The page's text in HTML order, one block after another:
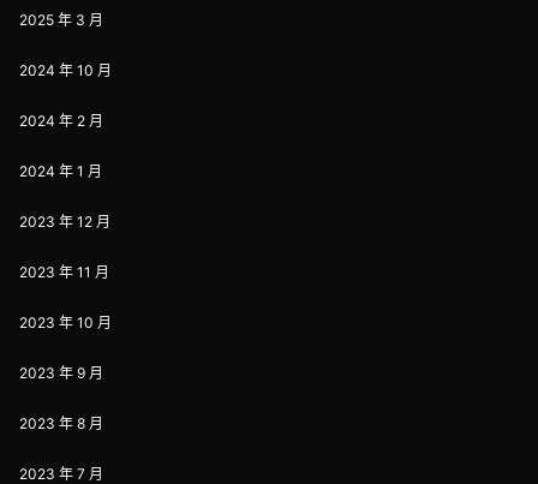
2025 年 3 月
2024 年 10 月
2024 年 2 月
2024 年 1 月
2023 年 12 月
2023 年 11 月
2023 年 10 月
2023 年 9 月
2023 年 8 月
2023 年 7 月